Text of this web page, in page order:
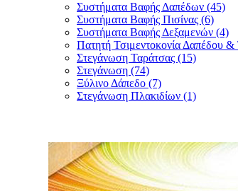
Συστήματα Βαφής Δαπέδων (45)
Συστήματα Βαφής Πισίνας (6)
Συστήματα Βαφής Δεξαμενών (4)
Πατητή Τσιμεντοκονία Δαπέδου &
Στεγάνωση Ταράτσας (15)
Στεγάνωση (74)
Ξύλινο Δάπεδο (7)
Στεγάνωση Πλακιδίων (1)